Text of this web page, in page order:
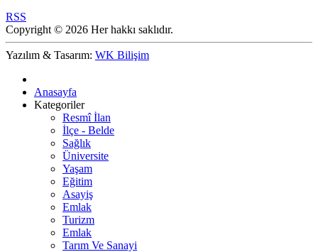
RSS
Copyright © 2026 Her hakkı saklıdır.
Yazılım & Tasarım: WK Bilişim
Anasayfa
Kategoriler
Resmî İlan
İlçe - Belde
Sağlık
Üniversite
Yaşam
Eğitim
Asayiş
Emlak
Turizm
Emlak
Tarım Ve Sanayi